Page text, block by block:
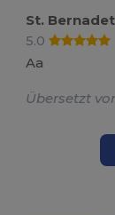
St.
5.0
Aa
Übersetzt